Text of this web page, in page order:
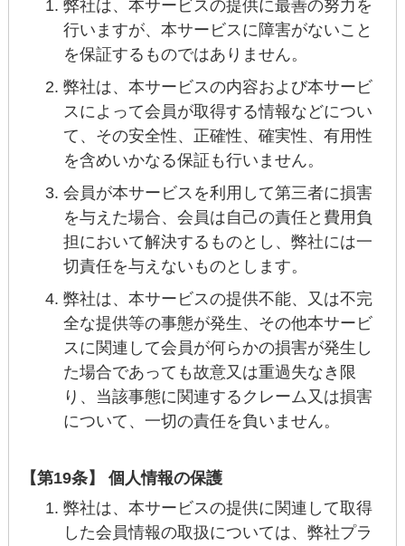
弊社は、本サービスの提供に最善の努力を
行いますが、本サービスに障害がないこと
を保証するものではありません。
弊社は、本サービスの内容および本サービ
スによって会員が取得する情報などについ
て、その安全性、正確性、確実性、有用性
を含めいかなる保証も行いません。
会員が本サービスを利用して第三者に損害
を与えた場合、会員は自己の責任と費用負
担において解決するものとし、弊社には一
切責任を与えないものとします。
弊社は、本サービスの提供不能、又は不完
全な提供等の事態が発生、その他本サービ
スに関連して会員が何らかの損害が発生し
た場合であっても故意又は重過失なき限
り、当該事態に関連するクレーム又は損害
について、一切の責任を負いません。
【第19条】 個人情報の保護
弊社は、本サービスの提供に関連して取得
した会員情報の取扱については、弊社プラ